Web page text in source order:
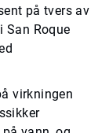
på tvers av
San Roque
virkningen